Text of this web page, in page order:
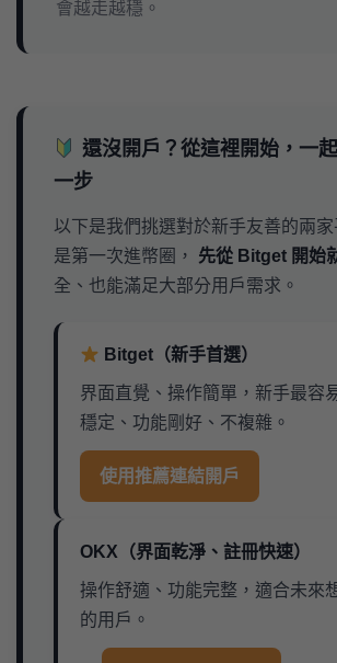
會越走越穩。
還沒開戶？從這裡開始，一
一步
以下是我們挑選對於新手友善的兩
是第一次進幣圈， 先從 Bitget 開始
全、也能滿足大部分用戶需求。
Bitget（新手首選）
界面直覺、操作簡單，新手最容
穩定、功能剛好、不複雜。
使用推薦連結開戶
OKX（界面乾淨、註冊快速）
操作舒適、功能完整，適合未來
的用戶。